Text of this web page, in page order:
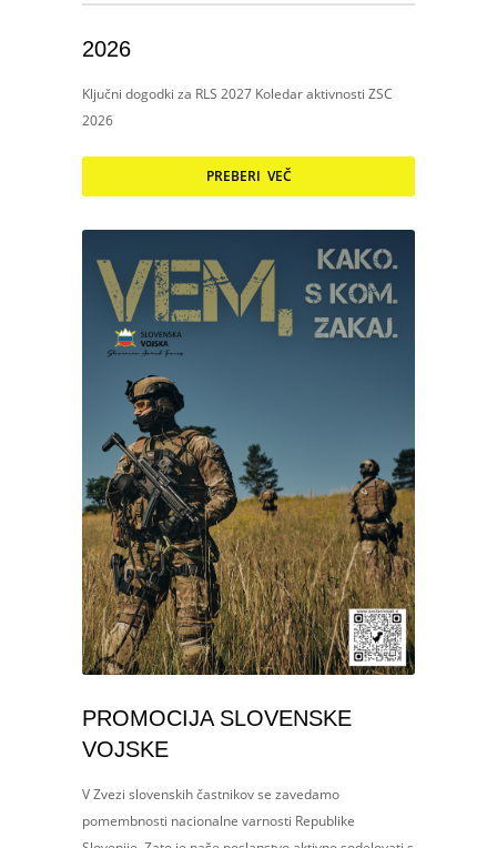
2026
Ključni dogodki za RLS 2027 Koledar aktivnosti ZSC
2026
PREBERI VEČ
PROMOCIJA SLOVENSKE
VOJSKE
V Zvezi slovenskih častnikov se zavedamo
pomembnosti nacionalne varnosti Republike